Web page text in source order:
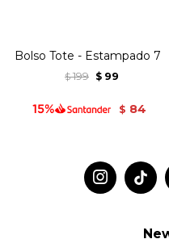
Bolso Tote - Estampado 7
$ 199 $ 99
$ 84
